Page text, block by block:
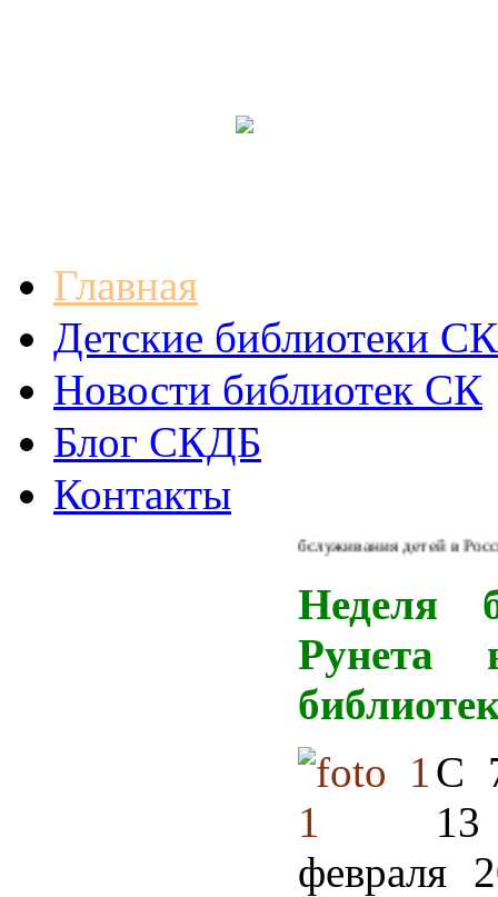
Главная
Детские библиотеки СК
Новости библиотек СК
Блог СКДБ
Контакты
Из Концепции библиотечного обслуживания детей в
Неделя
Рунета
С
13
февраля